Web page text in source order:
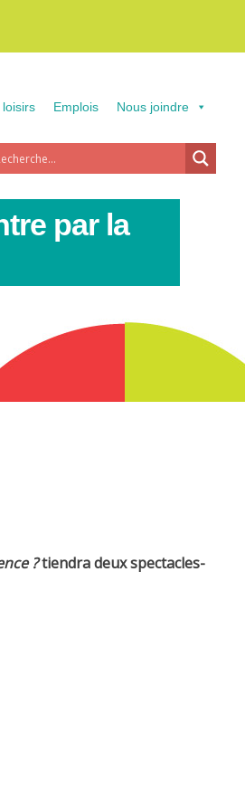
Emplois Nous joindre
par la
?tiendra deux spectacles-